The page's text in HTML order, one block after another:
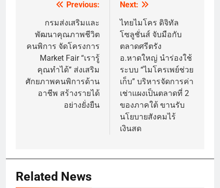
navigation
Previous:
กรมส่งเสริมและ
พัฒนาคุณภาพชีวิต
คนพิการ จัดโครงการ
Market Fair “เรารู้
คุณทำได้” ส่งเสริม
ศักยภาพคนพิการด้าน
อาชีพ สร้างรายได้
อย่างยั่งยืน
Next:
ไทยไมโคร ดิจิทัล
โซลูชั่นส์ จับมือกับ
ตลาดศรีตรัง
อ.หาดใหญ่ นำร่องใช้
ระบบ “ไมโครเพย์ช่วย
เก็บ” บริหารจัดการค่า
เช่าแผงเป็นตลาดที่ 2
ของภาคใต้ ขานรับ
นโยบายสังคมไร้
เงินสด
Related News